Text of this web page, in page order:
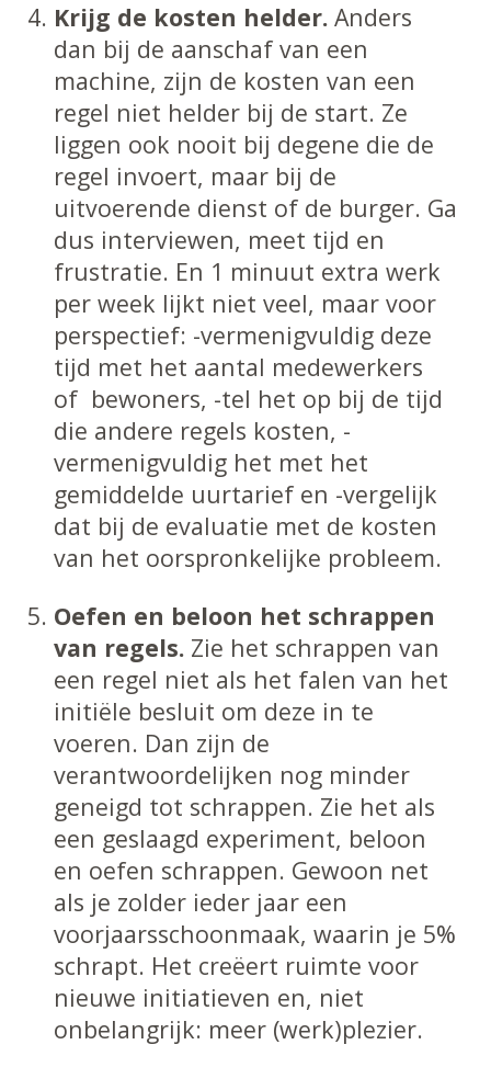
Krijg de kosten helder. Anders
dan bij de aanschaf van een
machine, zijn de kosten van een
regel niet helder bij de start. Ze
liggen ook nooit bij degene die de
regel invoert, maar bij de
uitvoerende dienst of de burger. Ga
dus interviewen, meet tijd en
frustratie. En 1 minuut extra werk
per week lijkt niet veel, maar voor
perspectief: -vermenigvuldig deze
tijd met het aantal medewerkers
of bewoners, -tel het op bij de tijd
die andere regels kosten, -
vermenigvuldig het met het
gemiddelde uurtarief en -vergelijk
dat bij de evaluatie met de kosten
van het oorspronkelijke probleem.
Oefen en beloon het schrappen
van regels. Zie het schrappen van
een regel niet als het falen van het
initiële besluit om deze in te
voeren. Dan zijn de
verantwoordelijken nog minder
geneigd tot schrappen. Zie het als
een geslaagd experiment, beloon
en oefen schrappen. Gewoon net
als je zolder ieder jaar een
voorjaarsschoonmaak, waarin je 5%
schrapt. Het creëert ruimte voor
nieuwe initiatieven en, niet
onbelangrijk: meer (werk)plezier.